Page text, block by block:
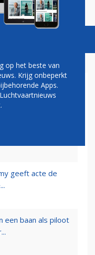
Vacatures
staking aan bij KLM
geeft acte de
een baan als piloot
op het beste van
Krijg onbeperkt
Apps.